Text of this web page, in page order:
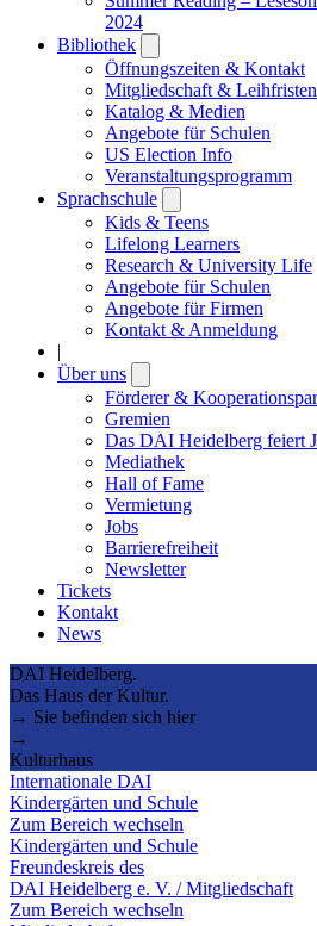
2024
Bibliothek
submenu
Öffnungszeiten & Kontakt
Mitgliedschaft & Leihfristen
Katalog & Medien
Angebote für Schulen
US Election Info
Veranstaltungsprogramm
Sprachschule
submenu
Kids & Teens
Lifelong Learners
Research & University Life
Angebote für Schulen
Angebote für Firmen
Kontakt & Anmeldung
|
Über uns
submenu
Förderer &
Gremien
Das DAI Heidelberg feiert
Mediathek
Hall of Fame
Vermietung
Jobs
Barrierefreiheit
Newsletter
Tickets
Kontakt
News
DAI Heidelberg.
Das Haus der Kultur.
→ Sie befinden sich hier
→
Kulturhaus
Internationale DAI
Kindergärten und Schule
Zum Bereich wechseln
Kindergärten und Schule
Freundeskreis des
DAI Heidelberg e. V. / Mitgliedschaft
Zum Bereich wechseln